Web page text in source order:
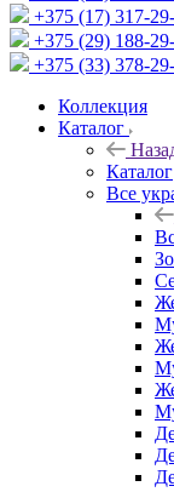
+375 (17) 317-
+375 (29) 188-
+375 (33) 378-
Коллекция
Каталог
Каталог
Все